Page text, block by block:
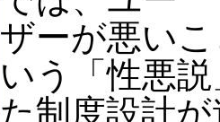
ザーが悪い
いう「性悪
た制度設計